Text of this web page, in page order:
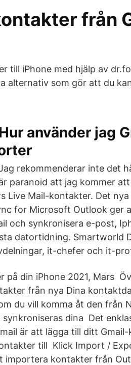
från
till iPhone med hjälp av
alternativ som gör att du
använder jag
rekommenderar inte det
paranoid att jag kommer
Live Mail-kontakter. Det nya
for Microsoft Outlook ger
och synkronisera e-post,
datortidning. Smartworld
it-chefer och it-
på din iPhone 2021, Mars
från nya Dina
du vill komma åt den från
synkroniseras dina Det
är att lägga till ditt
till Klick Import /
importera kontakter från